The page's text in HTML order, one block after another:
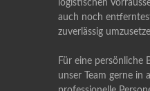
logistischen
auch noch
zuverlässig
Für eine persönliche
unser Team gerne in